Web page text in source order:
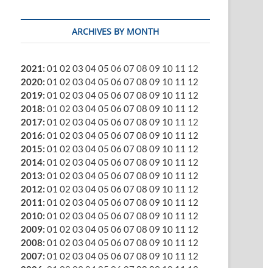
ARCHIVES BY MONTH
2021: 01 02 03 0405 06 07 08 09 10 11 12
2020: 01 02 03 0405 06 07 08 09 10 11 12
2019: 01 02 03 0405 06 07 08 09 10 11 12
2018: 01 02 03 0405 06 07 08 09 10 11 12
2017: 01 02 03 0405 06 07 08 09 10 11 12
2016: 01 02 03 0405 06 07 08 09 10 11 12
2015: 01 02 03 0405 06 07 08 09 10 11 12
2014: 01 02 03 0405 06 07 08 09 10 11 12
2013: 01 02 03 0405 06 07 08 09 10 11 12
2012: 01 02 03 0405 06 07 08 09 10 11 12
2011: 01 02 03 0405 06 07 08 09 10 11 12
2010: 01 02 03 0405 06 07 08 09 10 11 12
2009: 01 02 03 0405 06 07 08 09 10 11 12
2008: 01 02 03 0405 06 07 08 09 10 11 12
2007: 01 02 03 0405 06 07 08 09 10 11 12